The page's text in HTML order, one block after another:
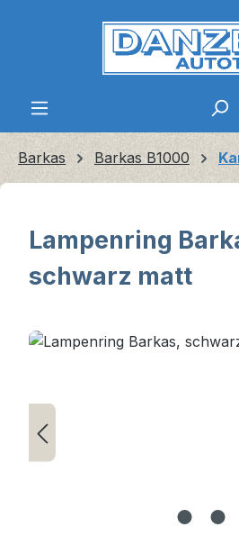
Zum Hauptinhalt springen
Barkas Barkas B1000
Lampenring
schwarz matt
Bildergalerie überspringen